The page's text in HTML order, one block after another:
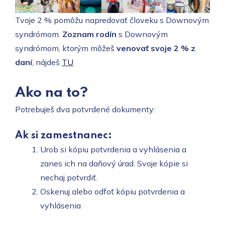
Tvoje 2 % pomôžu napredovať človeku s Downovým
syndrómom. Zoznam rodín s Downovým
syndrómom, ktorým môžeš venovať svoje 2 % z
daní, nájdeš TU
Ako na to?
Potrebuješ dva potvrdené dokumenty:
Ak si zamestnanec:
Urob si kópiu potvrdenia a vyhlásenia a
zanes ich na daňový úrad. Svoje kópie si
nechaj potvrdiť.
Oskenuj alebo odfoť kópiu potvrdenia a
vyhlásenia